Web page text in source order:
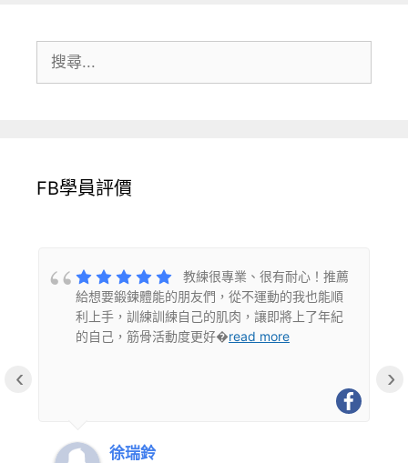
尋:
FB學員評價
教練很專業、很有耐心！推薦
給想要鍛鍊體能的朋友們，從不運動的我也能順
利上手，訓練訓練自己的肌肉，讓即將上了年紀
的自己，筋骨活動度更好�read more
徐瑞鈴
‹ ›